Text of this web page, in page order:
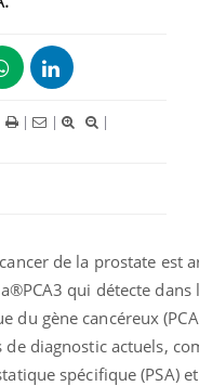
| |
|
de la prostate est
qui détecte dans
du gène cancéreux
diagnostic actuels,
spécifique (PSA)